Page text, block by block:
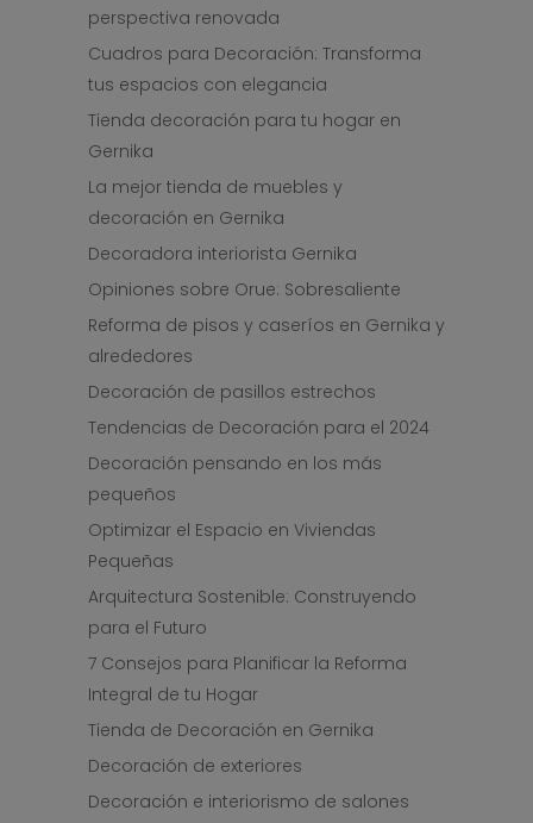
perspectiva renovada
Cuadros para Decoración: Transforma
tus espacios con elegancia
Tienda decoración para tu hogar en
Gernika
La mejor tienda de muebles y
decoración en Gernika
Decoradora interiorista Gernika
Opiniones sobre Orue: Sobresaliente
Reforma de pisos y caseríos en Gernika y
alrededores
Decoración de pasillos estrechos
Tendencias de Decoración para el 2024
Decoración pensando en los más
pequeños
Optimizar el Espacio en Viviendas
Pequeñas
Arquitectura Sostenible: Construyendo
para el Futuro
7 Consejos para Planificar la Reforma
Integral de tu Hogar
Tienda de Decoración en Gernika
Decoración de exteriores
Decoración e interiorismo de salones